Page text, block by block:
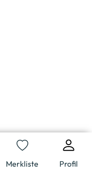
Merkliste Profil